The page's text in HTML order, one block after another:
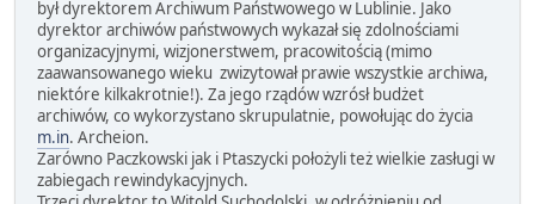
był dyrektorem Archiwum Państwowego w Lublinie. Jako
dyrektor archiwów państwowych wykazał się zdolnościami
organizacyjnymi, wizjonerstwem, pracowitością (mimo
zaawansowanego wieku zwizytował prawie wszystkie archiwa,
niektóre kilkakrotnie!). Za jego rządów wzrósł budżet
archiwów, co wykorzystano skrupulatnie, powołując do życia
m.in. Archeion.
Zarówno Paczkowski jak i Ptaszycki położyli też wielkie zasługi w
zabiegach rewindykacyjnych.